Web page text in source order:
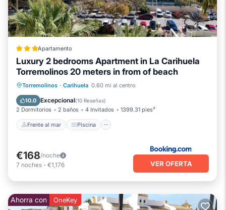
Apartamento
Luxury 2 bedrooms Apartment in La Carihuela
Torremolinos 20 meters in from of beach
Torremolinos · Carihuela 0.60 mi al centro
10.0 Excepcional(10 Reseñas)
2 Dormitorios 2 baños 4 Invitados 1399.31 pies²
Frente al mar Piscina
Frente al mar Piscina
Balcón/Terraza
€168/noche
7 noches - €1,176 VER OFERTA
Ahorra con OneKey